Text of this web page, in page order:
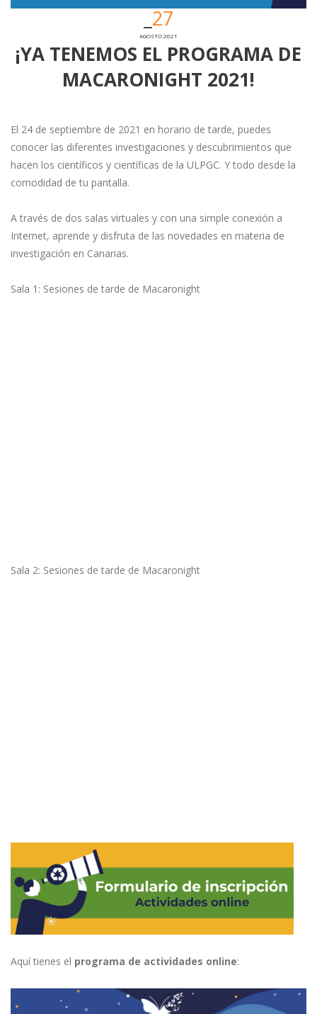
27
AGOSTO 2021
¡YA TENEMOS EL PROGRAMA DE
MACARONIGHT 2021!
El 24 de septiembre de 2021 en horario de tarde, puedes
conocer las diferentes investigaciones y descubrimientos que
hacen los científicos y científicas de la ULPGC. Y todo desde la
comodidad de tu pantalla.
A través de dos salas virtuales y con una simple conexión a
Internet, aprende y disfruta de las novedades en materia de
investigación en Canarias.
Sala 1: Sesiones de tarde de Macaronight
Sala 2: Sesiones de tarde de Macaronight
Aquí tienes el programa de actividades online: